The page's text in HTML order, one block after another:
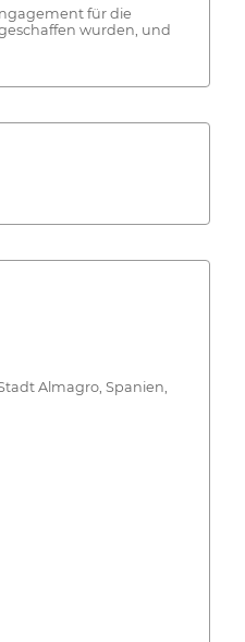
für die
wurden, und
Almagro, Spanien,